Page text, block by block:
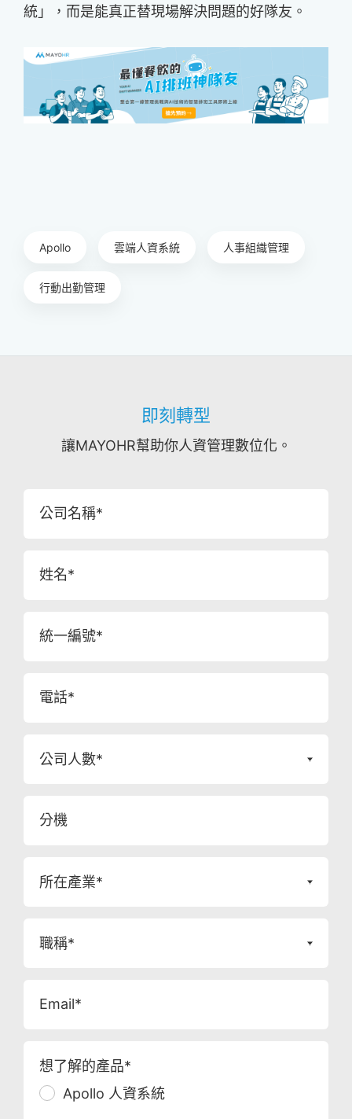
統」，而是能真正替現場解決問題的好隊友。
Apollo 雲端人資系統 人事組織管理
行動出勤管理
即刻轉型
讓MAYOHR幫助你人資管理數位化。
公司名稱*
姓名*
統一編號*
電話*
公司人數*
分機
所在產業*
職稱*
Email*
想了解的產品*
Apollo 人資系統